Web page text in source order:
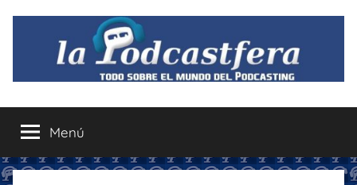
contenido
La
Podcastfera
el
mundo
del
Menú